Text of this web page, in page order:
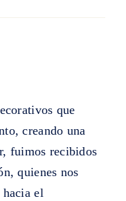
que
creando una
fuimos recibidos
quienes nos
hacia el